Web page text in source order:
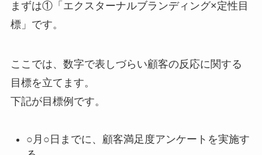
まずは①「エクスターナルブランディング×定性目
標」です。
ここでは、数字で表しづらい顧客の反応に関する
目標を立てます。
下記が目標例です。
○月○日までに、顧客満足度アンケートを実施す